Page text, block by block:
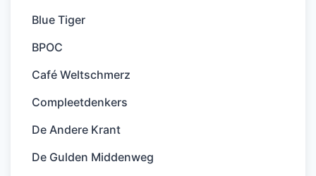
Blue Tiger
BPOC
Café Weltschmerz
Compleetdenkers
De Andere Krant
De Gulden Middenweg